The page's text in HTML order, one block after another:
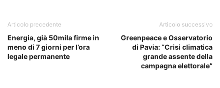
Articolo precedente
Energia, già 50mila firme in
meno di 7 giorni per l’ora
legale permanente
Articolo successivo
Greenpeace e Osservatorio
di Pavia: “Crisi climatica
grande assente della
campagna elettorale”